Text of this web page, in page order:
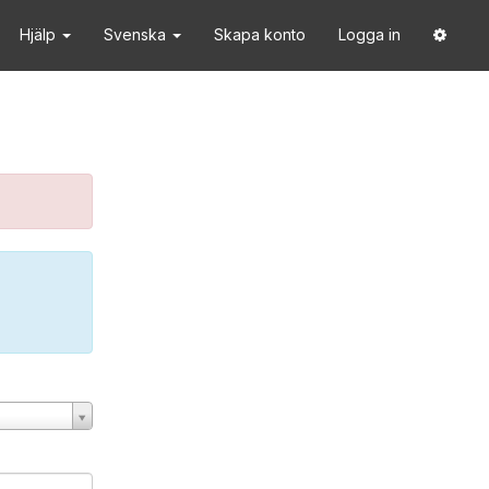
Hjälp Svenska Skapa konto Logga in